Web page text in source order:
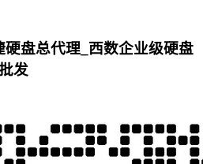
盘总代理_西数企业级硬盘
发